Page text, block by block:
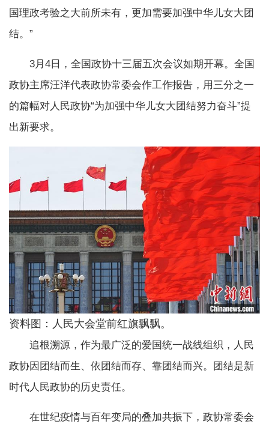
国理政考验之大前所未有，更加需要加强中华儿女大团
结。”
3月4日，全国政协十三届五次会议如期开幕。全国
政协主席汪洋代表政协常委会作工作报告，用三分之一
的篇幅对人民政协“为加强中华儿女大团结努力奋斗”提
出新要求。
资料图：人民大会堂前红旗飘飘。
追根溯源，作为最广泛的爱国统一战线组织，人民
政协因团结而生、依团结而存、靠团结而兴。团结是新
时代人民政协的历史责任。
在世纪疫情与百年变局的叠加共振下，政协常委会